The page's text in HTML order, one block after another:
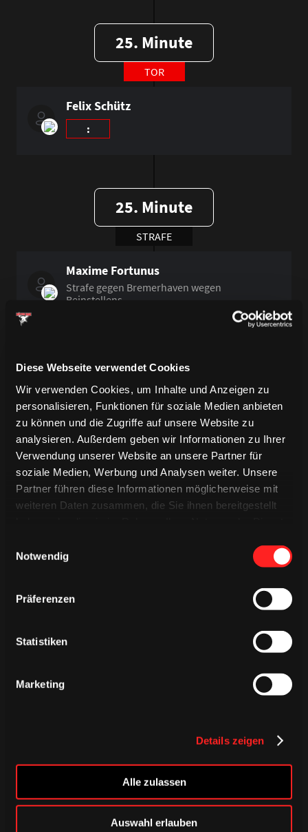
Diese Webseite verwendet Cookies
Wir verwenden Cookies, um Inhalte und Anzeigen zu
personalisieren, Funktionen für soziale Medien anbieten
zu können und die Zugriffe auf unsere Website zu
analysieren. Außerdem geben wir Informationen zu Ihrer
Verwendung unserer Website an unsere Partner für
soziale Medien, Werbung und Analysen weiter. Unsere
Partner führen diese Informationen möglicherweise mit
weiteren Daten zusammen, die Sie ihnen bereitgestellt
Notwendig
Präferenzen
Statistiken
Marketing
Details zeigen
Alle zulassen
Auswahl erlauben
25. Minute
TOR
Felix Schütz
:
25. Minute
STRAFE
Maxime Fortunus
Strafe gegen Bremerhaven wegen
Beinstellens.
24. Minute
STRAFE
Corey Potter
Potter erhält zwei Minuten wegen
Verschiebung des Tores.
Dominik Uher
Pinizzotto 2+2+2+10 Minuten und